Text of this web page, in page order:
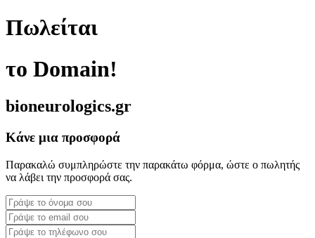
Πωλείται
το Domain!
bioneurologics.gr
Κάνε μια προσφορά
Παρακαλώ συμπληρώστε την παρακάτω φόρμα, ώστε ο πωλητής
να λάβει την προσφορά σας.